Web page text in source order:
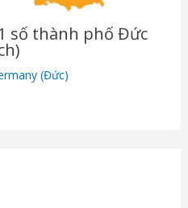
số thành phố Đức
(Đức)